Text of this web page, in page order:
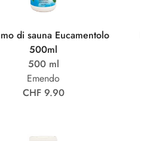
di sauna Eucamentolo
500ml
500 ml
Emendo
CHF 9.90